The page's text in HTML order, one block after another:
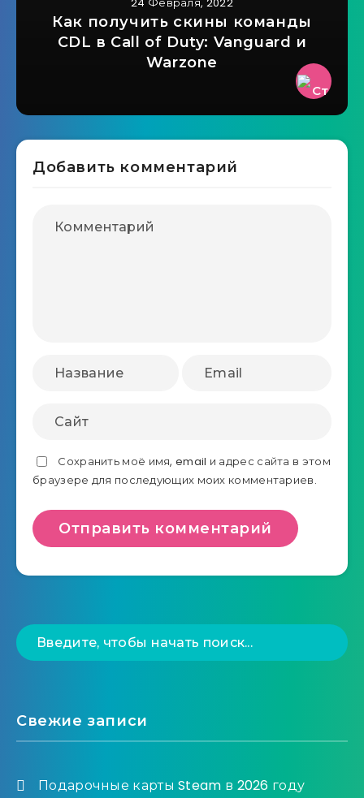
Как получить скины команды
CDL в Call of Duty: Vanguard и
Warzone
Добавить комментарий
Сохранить моё имя, email и адрес сайта в этом
браузере для последующих моих комментариев.
Свежие записи
Подарочные карты Steam в 2026 году